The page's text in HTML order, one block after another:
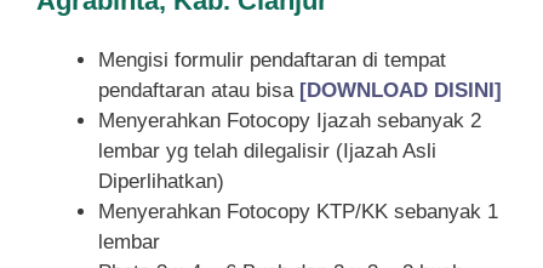
Mengisi formulir pendaftaran di tempat
pendaftaran atau bisa [DOWNLOAD DISINI]
Menyerahkan Fotocopy Ijazah sebanyak 2
lembar yg telah dilegalisir (Ijazah Asli
Diperlihatkan)
Menyerahkan Fotocopy KTP/KK sebanyak 1
lembar